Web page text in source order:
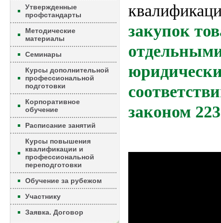
Утвержденные
профстандарты
Методические
материалы
Семинары
Курсы дополнительной
профессиональной
подготовки
Корпоративное
обучение
Расписание занятий
Курсы повышения
квалификации и
профессиональной
переподготовки
Обучение за рубежом
Участнику
Заявка. Договор
закупок
законом